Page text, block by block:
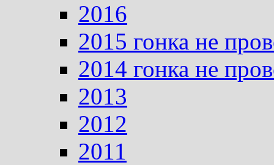
2016
2015 гонка не
2014 гонка не
2013
2012
2011